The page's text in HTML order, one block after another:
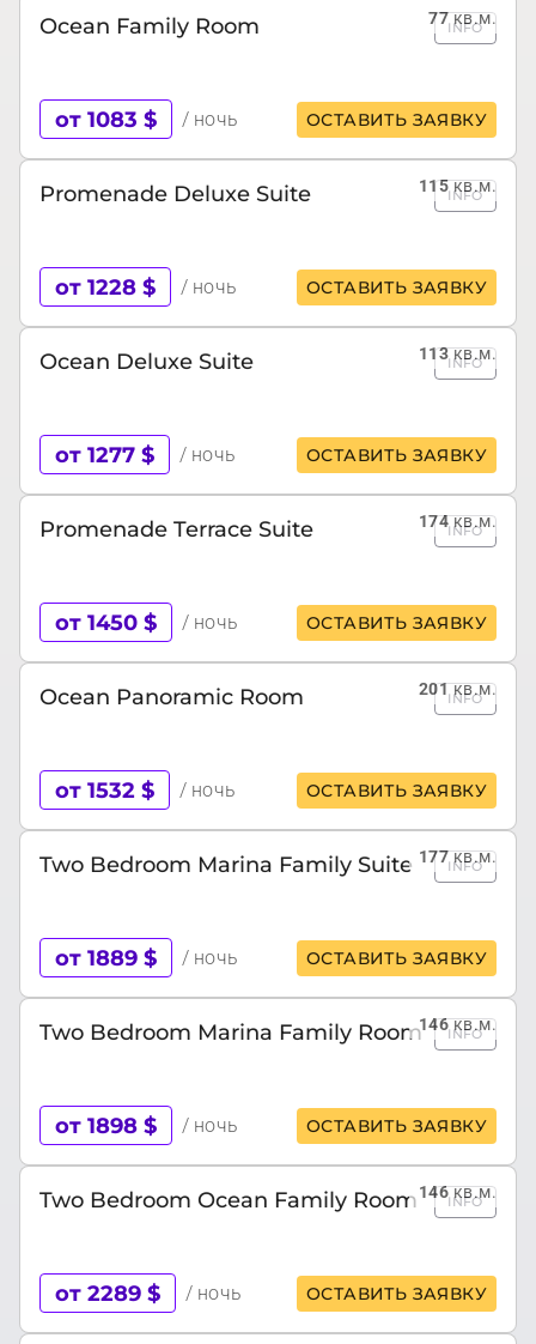
77кв.м.
Ocean Family Room INFO
от 1083 $ / ночь ОСТАВИТЬ ЗАЯВКУ
115кв.м.
Promenade Deluxe Suite INFO
от 1228 $ / ночь ОСТАВИТЬ ЗАЯВКУ
113кв.м.
Ocean Deluxe Suite INFO
от 1277 $ / ночь ОСТАВИТЬ ЗАЯВКУ
174кв.м.
Promenade Terrace Suite INFO
от 1450 $ / ночь ОСТАВИТЬ ЗАЯВКУ
201кв.м.
Ocean Panoramic Room INFO
от 1532 $ / ночь ОСТАВИТЬ ЗАЯВКУ
177кв.м.
Two Bedroom Marina Family Suite INFO
от 1889 $ / ночь ОСТАВИТЬ ЗАЯВКУ
146кв.м.
Two Bedroom Marina Family Room INFO
от 1898 $ / ночь ОСТАВИТЬ ЗАЯВКУ
146кв.м.
Two Bedroom Ocean Family Room INFO
от 2289 $ / ночь ОСТАВИТЬ ЗАЯВКУ